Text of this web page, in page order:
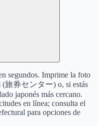
segundos. Imprime la foto
(旅券センター) o, si estás
japonés más cercano.
en línea; consulta el
para opciones de